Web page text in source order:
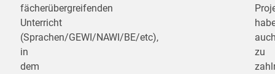
fächerübergreifenden
Unterricht
(Sprachen/GEWI/NAWI/BE/etc),
in
dem
zu